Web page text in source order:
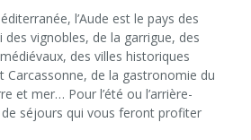
l’Aude est le pays des
des vignobles, de la garrigue, des
des villes historiques
Carcassonne, de la gastronomie du
et mer… Pour l’été ou l’arrière-
séjours qui vous feront profiter